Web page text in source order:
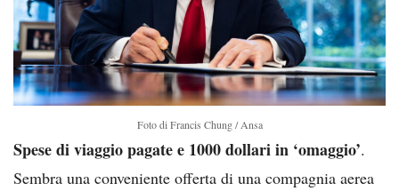
Foto di Francis Chung / Ansa
Spese di viaggio pagate e 1000 dollari in ‘omaggio’.
Sembra una conveniente offerta di una compagnia aerea